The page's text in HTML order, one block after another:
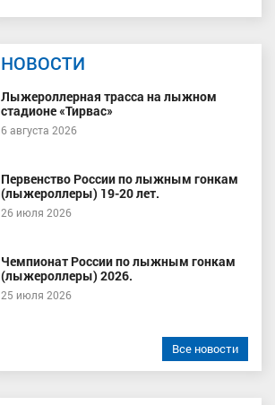
НОВОСТИ
Лыжероллерная трасса на лыжном
стадионе «Тирвас»
6 августа 2026
Первенство России по лыжным гонкам
(лыжероллеры) 19-20 лет.
26 июля 2026
Чемпионат России по лыжным гонкам
(лыжероллеры) 2026.
25 июля 2026
Все новости